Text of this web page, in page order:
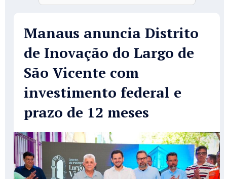
Manaus anuncia Distrito
de Inovação do Largo de
São Vicente com
investimento federal e
prazo de 12 meses